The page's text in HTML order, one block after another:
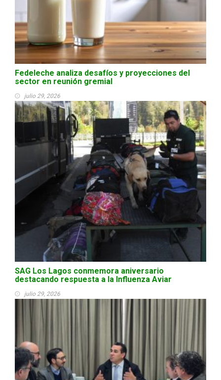
Fedeleche analiza desafíos y proyecciones del
sector en reunión gremial
julio 29, 2026
SAG Los Lagos conmemora aniversario
destacando respuesta a la Influenza Aviar
julio 29, 2026